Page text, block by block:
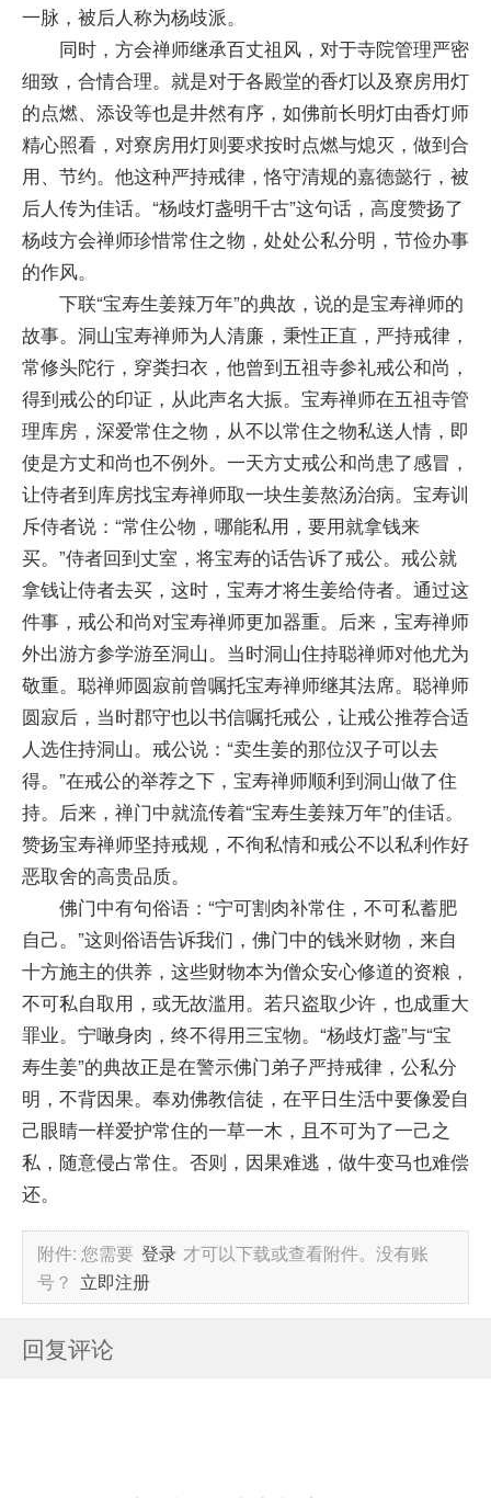
一脉，被后人称为杨歧派。
同时，方会禅师继承百丈祖风，对于寺院管理严密
细致，合情合理。就是对于各殿堂的香灯以及寮房用灯
的点燃、添设等也是井然有序，如佛前长明灯由香灯师
精心照看，对寮房用灯则要求按时点燃与熄灭，做到合
用、节约。他这种严持戒律，恪守清规的嘉德懿行，被
后人传为佳话。“杨歧灯盏明千古”这句话，高度赞扬了
杨歧方会禅师珍惜常住之物，处处公私分明，节俭办事
的作风。
下联“宝寿生姜辣万年”的典故，说的是宝寿禅师的
故事。洞山宝寿禅师为人清廉，秉性正直，严持戒律，
常修头陀行，穿粪扫衣，他曾到五祖寺参礼戒公和尚，
得到戒公的印证，从此声名大振。宝寿禅师在五祖寺管
理库房，深爱常住之物，从不以常住之物私送人情，即
使是方丈和尚也不例外。一天方丈戒公和尚患了感冒，
让侍者到库房找宝寿禅师取一块生姜熬汤治病。宝寿训
斥侍者说：“常住公物，哪能私用，要用就拿钱来
买。”侍者回到丈室，将宝寿的话告诉了戒公。戒公就
拿钱让侍者去买，这时，宝寿才将生姜给侍者。通过这
件事，戒公和尚对宝寿禅师更加器重。后来，宝寿禅师
外出游方参学游至洞山。当时洞山住持聪禅师对他尤为
敬重。聪禅师圆寂前曾嘱托宝寿禅师继其法席。聪禅师
圆寂后，当时郡守也以书信嘱托戒公，让戒公推荐合适
人选住持洞山。戒公说：“卖生姜的那位汉子可以去
得。”在戒公的举荐之下，宝寿禅师顺利到洞山做了住
持。后来，禅门中就流传着“宝寿生姜辣万年”的佳话。
赞扬宝寿禅师坚持戒规，不徇私情和戒公不以私利作好
恶取舍的高贵品质。
佛门中有句俗语：“宁可割肉补常住，不可私蓄肥
自己。”这则俗语告诉我们，佛门中的钱米财物，来自
十方施主的供养，这些财物本为僧众安心修道的资粮，
不可私自取用，或无故滥用。若只盗取少许，也成重大
罪业。宁噉身肉，终不得用三宝物。“杨歧灯盏”与“宝
寿生姜”的典故正是在警示佛门弟子严持戒律，公私分
明，不背因果。奉劝佛教信徒，在平日生活中要像爱自
己眼睛一样爱护常住的一草一木，且不可为了一己之
私，随意侵占常住。否则，因果难逃，做牛变马也难偿
还。
附件:您需要 登录 才可以下载或查看附件。没有账
号？ 立即注册
回复评论